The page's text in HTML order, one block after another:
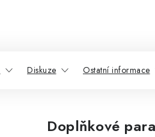
Diskuze Ostatní informace
Doplňkové